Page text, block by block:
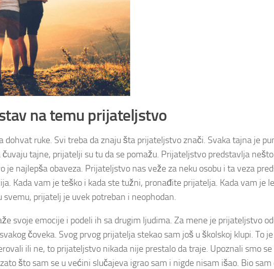
na temu prijateljstvo
dohvat ruke. Svi treba da znaju šta prijateljstvo znači. Svaka tajna je
tajne, prijatelji su tu da se pomažu. Prijateljstvo predstavlja
najlepša obaveza. Prijateljstvo nas veže za neku osobu i ta veza
Kada vam je teško i kada ste tužni, pronađite prijatelja. Kada vam je
prijatelj je uvek potreban i neophodan.
svoje emocije i podeli ih sa drugim ljudima. Za mene je prijateljstvo
čoveka. Svog prvog prijatelja stekao sam još u školskoj klupi. To
ili ne, to prijateljstvo nikada nije prestalo da traje. Upoznali smo
što sam se u većini slučajeva igrao sam i nigde nisam išao. Bio sam